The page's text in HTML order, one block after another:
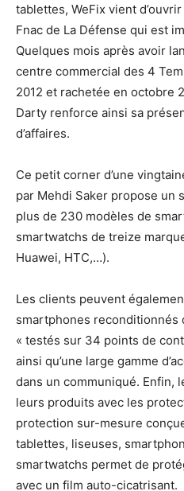
tablettes, WeFix vient
Fnac de La Défense qui est
Quelques mois après avoir
centre commercial des 4
2012 et rachetée en octobre
Darty renforce ainsi sa
d’affaires.
Ce petit corner d’une
par Mehdi Saker propose un
plus de 230 modèles de
smartwatchs de treize
Huawei, HTC,…).
Les clients peuvent
smartphones reconditionnés
« testés sur 34 points de
ainsi qu’une large gamme
dans un communiqué. Enfin,
leurs produits avec les
protection sur-mesure
tablettes, liseuses,
smartwatchs permet de
avec un film auto-cicatrisant.